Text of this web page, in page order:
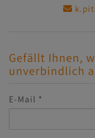
Gefällt Ihnen,
unverbindlich
E-Mail